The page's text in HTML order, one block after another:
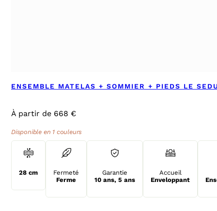
ENSEMBLE MATELAS + SOMMIER + PIEDS LE
À partir de 668 €
Disponible en 1 couleurs
28 cm
Fermeté
Ferme
Garantie
10 ans, 5 ans
Accueil
Enveloppant